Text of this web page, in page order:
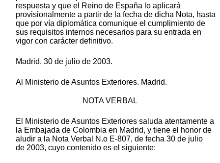
respuesta y que el Reino de España lo aplicará
provisionalmente a partir de la fecha de dicha Nota, hasta
que por vía diplomática comunique el cumplimiento de
sus requisitos internos necesarios para su entrada en
vigor con carácter definitivo.
Madrid, 30 de julio de 2003.
Al Ministerio de Asuntos Exteriores. Madrid.
NOTA VERBAL
El Ministerio de Asuntos Exteriores saluda atentamente a
la Embajada de Colombia en Madrid, y tiene el honor de
aludir a la Nota Verbal N.o E-807, de fecha 30 de julio
de 2003, cuyo contenido es el siguiente: